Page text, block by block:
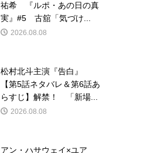
祐希 『ルポ・あの日の真
実』#5 古舘「気づけ...
2026.08.08
松村北斗主演『告白』
【第5話ネタバレ＆第6話あ
らすじ】解禁！ 「新場...
2026.08.08
アン・ハサウェイ×ユア